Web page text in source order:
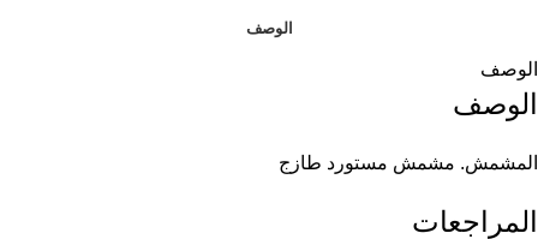
الوصف
الوصف
الوصف
المشمش. مشمش مستورد طازج
المراجعات